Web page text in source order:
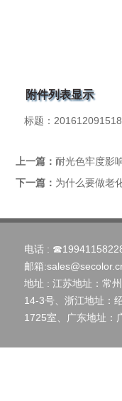
附件列表显示
标题：
上一篇： 耐光色牢度影
下一篇： 为什么要做老
电话 :
邮箱:
地址 : 江苏地址：常
14-3号、浙江地址：
1725室、广东地址：